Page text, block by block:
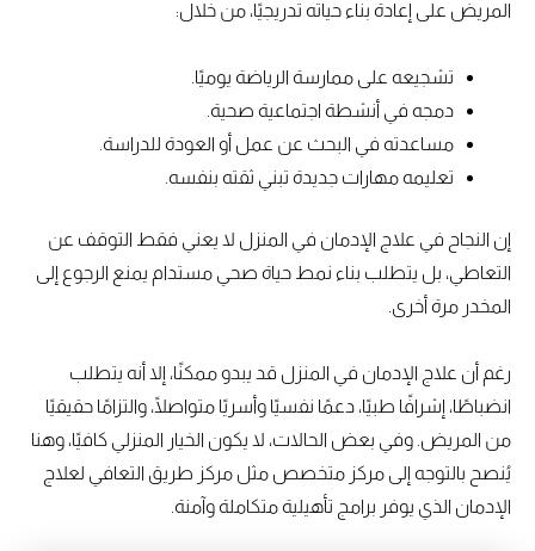
المريض على إعادة بناء حياته تدريجيًا، من خلال:
تشجيعه على ممارسة الرياضة يوميًا.
دمجه في أنشطة اجتماعية صحية.
مساعدته في البحث عن عمل أو العودة للدراسة.
تعليمه مهارات جديدة تبني ثقته بنفسه.
إن النجاح في علاج الإدمان في المنزل لا يعني فقط التوقف عن
التعاطي، بل يتطلب بناء نمط حياة صحي مستدام يمنع الرجوع إلى
المخدر مرة أخرى.
رغم أن علاج الإدمان في المنزل قد يبدو ممكنًا، إلا أنه يتطلب
انضباطًا، إشرافًا طبيًا، دعمًا نفسيًا وأسريًا متواصلًا، والتزامًا حقيقيًا
من المريض. وفي بعض الحالات، لا يكون الخيار المنزلي كافيًا، وهنا
يُنصح بالتوجه إلى مركز متخصص مثل مركز طريق التعافي لعلاج
الإدمان الذي يوفر برامج تأهيلية متكاملة وآمنة.